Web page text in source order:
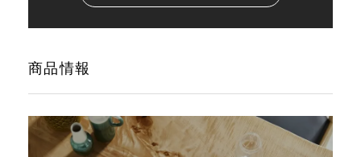
商品情報